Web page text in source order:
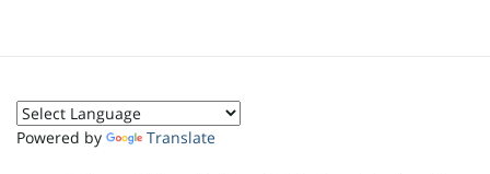
Powered by Translate